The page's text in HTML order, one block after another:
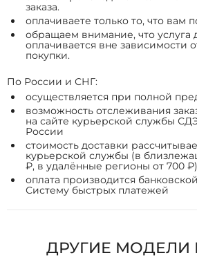
заказа.
оплачиваете только то, что вам
обращаем внимание, что услуга
оплачивается вне зависимости
покупки.
По России и СНГ:
осуществляется при полной
возможность отслеживания
на сайте курьерской службы
России
стоимость доставки
курьерской службы (в
₽, в удалённые регионы от 700 ₽)
оплата производится
Систему быстрых платежей
ДРУГИЕ МОДЕЛИ